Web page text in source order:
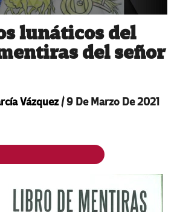
lunáticos del
del señor
Vázquez/9 De Marzo De 2021